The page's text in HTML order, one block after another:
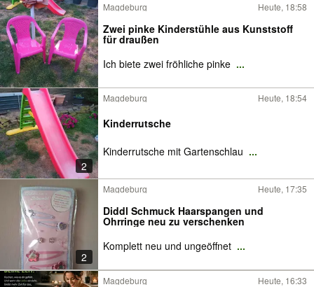
Magdeburg Heute, 18:58
Zwei pinke Kinderstühle aus Kunststoff
für draußen
Ich biete zwei fröhliche pinke ...
2
Magdeburg Heute, 18:54
Kinderrutsche
Kinderrutsche mit Gartenschlau ...
2
Magdeburg Heute, 17:35
Diddl Schmuck Haarspangen und
Ohrringe neu zu verschenken
Komplett neu und ungeöffnet ...
Magdeburg Heute, 16:33